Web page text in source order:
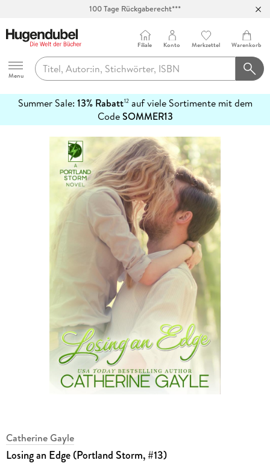
100 Tage Rückgaberecht***
Hugendubel
Menu
Filiale Konto Merkzettel Warenkorb
Summer Sale: 13% Rabatt12auf viele Sortimente mit dem
CodeSOMMER13
erfahren
Catherine Gayle
Losing an Edge (Portland Storm, #13)